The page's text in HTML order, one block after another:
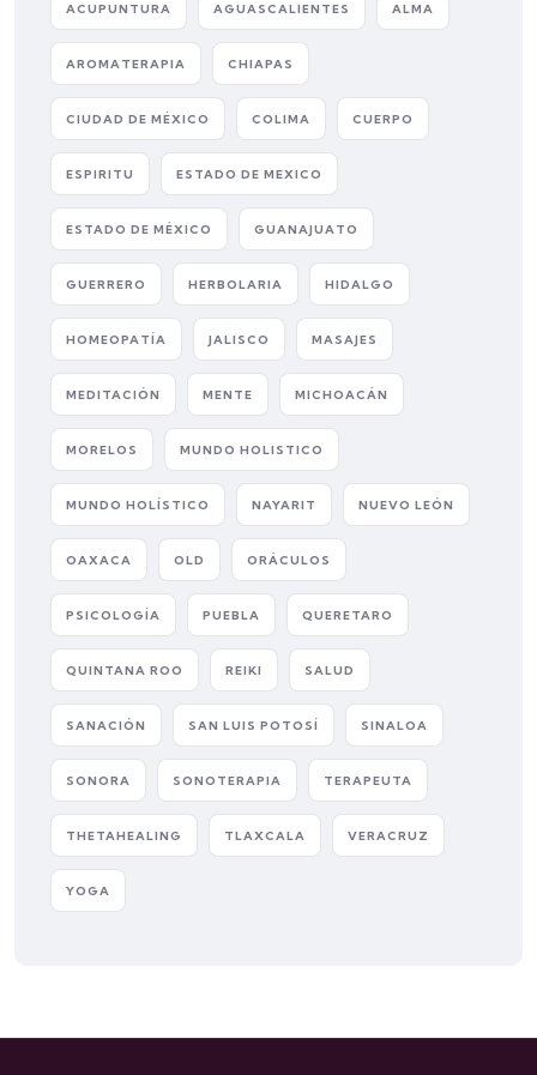
ACUPUNTURA AGUASCALIENTES ALMA
AROMATERAPIA CHIAPAS
CIUDAD DE MÉXICO COLIMA CUERPO
ESPIRITU ESTADO DE MEXICO
ESTADO DE MÉXICO GUANAJUATO
GUERRERO HERBOLARIA HIDALGO
HOMEOPATÍA JALISCO MASAJES
MEDITACIÓN MENTE MICHOACÁN
MORELOS MUNDO HOLISTICO
MUNDO HOLÍSTICO NAYARIT NUEVO LEÓN
OAXACA OLD ORÁCULOS
PSICOLOGÍA PUEBLA QUERETARO
QUINTANA ROO REIKI SALUD
SANACIÓN SAN LUIS POTOSÍ SINALOA
SONORA SONOTERAPIA TERAPEUTA
THETAHEALING TLAXCALA VERACRUZ
YOGA